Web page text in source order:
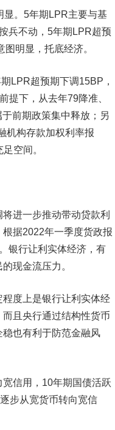
。 5年期LPR主要与基
兵不动，5年期LPR超预
明显，托底经济。
LPR超预期下调15BP，
提下，从去年79降准、
前期政策集中释放；另
机构存款加权利率报
空间。
进一步推动带动贷款利
据2022年一季度货政报
银行让利实体经济，有
现金流压力。
度上是银行让利实体经
且央行通过结构性货币
也有利于防范金融风
信用，10年期国债活跃
步从宽货币转向宽信